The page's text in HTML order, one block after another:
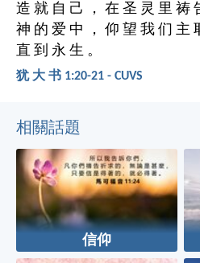
造 就 自 己 ， 在 圣 灵 里 祷
神 的 爱 中 ， 仰 望 我 们 主
直 到 永 生 。
犹 大 书 1:20-21 - CUVS
相關話題
信仰